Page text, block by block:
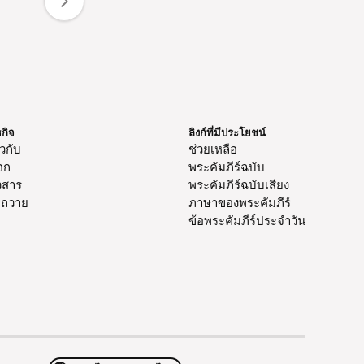
จ
กับ
าร
วาย
ลิงก์ที่มีประโยชน์
ช่วยเหลือ
พระคัมภีร์ฉบับ
พระคัมภีร์ฉบับเสียง
ภาษาของพระคัมภีร์
ข้อพระคัมภีร์ประจำวัน